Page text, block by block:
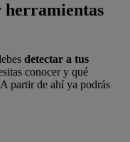
herramientas
detectar a tus
conocer y qué
partir de ahí ya podrás